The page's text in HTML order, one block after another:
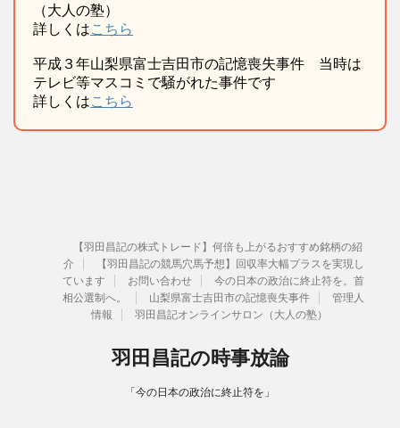
（大人の塾）
詳しくはこちら
平成３年山梨県富士吉田市の記憶喪失事件 当時は
テレビ等マスコミで騒がれた事件です
詳しくはこちら
【羽田昌記の株式トレード】何倍も上がるおすすめ銘柄の紹
介
【羽田昌記の競馬穴馬予想】回収率大幅プラスを実現し
ています
お問い合わせ
今の日本の政治に終止符を。首
相公選制へ。
山梨県富士吉田市の記憶喪失事件
管理人
情報
羽田昌記オンラインサロン（大人の塾）
羽田昌記の時事放論
「今の日本の政治に終止符を」